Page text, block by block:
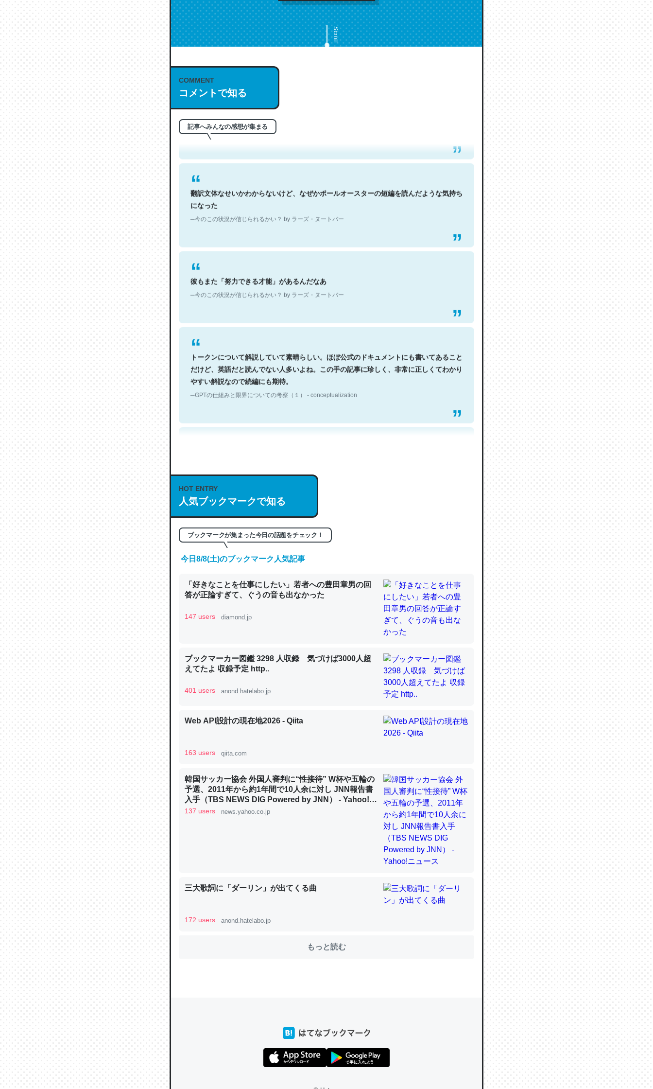
Scroll
COMMENT
コメントで知る
記事へみんなの感想が集まる
これは名文。彼はとてもクレバーなんだろうなと凄く思う。英語少しでも読める人は原文
もお勧め。自分はこの流れ好き。Let’s Fucking Go. Then Covid hit. Shit.
─今のこの状況が信じられるかい？ by ラーズ・ヌートバー
翻訳文体なせいかわからないけど、なぜかポールオースターの短編を読んだような気持ち
になった
─今のこの状況が信じられるかい？ by ラーズ・ヌートバー
彼もまた「努力できる才能」があるんだなあ
─今のこの状況が信じられるかい？ by ラーズ・ヌートバー
トークンについて解説していて素晴らしい。ほぼ公式のドキュメントにも書いてあること
だけど、英語だと読んでない人多いよね。この手の記事に珍しく、非常に正しくてわかり
やすい解説なので続編にも期待。
─GPTの仕組みと限界についての考察（１） - conceptualization
─GPTの仕組みと限界についての考察（１） - conceptualization
これは良記事。32768トークンだと英語小説100ページ分くらい。小説でいう「ずっと前
の伏線」は回収されないけど、短期記憶というには多い分量。進化すればするほど分かり
やすく強くなりそう
昆虫ってカルシウム少ないのか。知らんかった。調べたらコオロギのカルシウム分はエビ
─ニュース :: 【研究発表】昆虫学の大問題＝「昆虫はなぜ海にいないのか」に関する新仮説
論文では「淡水はカルシウムも酸素も不足してて両方に不利だから両方が拮抗してるので
は」とあって面白い。海にいる鋏角類（カブトガニ・ウミグモ）はカルシウムを使わずキ
これを元に考えるとカルシウムを大量に使う脊椎動物と貝類は苦労してるんだな…。腹足
─ニュース :: 【研究発表】昆虫学の大問題＝「昆虫はなぜ海にいないのか」に関する新仮説
中。あと、Googleマップで位置情報を共有してる。電池残量や充電中かが分かるのでこ
─たまにLINEするくらいだった遠方の父67歳と僕。ITツール導入でコミュニケーションが劇的に変化し
きる。一生で親と会える残り時間を日数にすると1週間とかの人が多いそうだけど、それ
─たまにLINEするくらいだった遠方の父67歳と僕。ITツール導入でコミュニケーションが劇的に変化し
HOT ENTRY
人気ブックマークで知る
ブックマークが集まった今日の話題をチェック！
今日8/8(土)のブックマーク人気記事
「好きなことを仕事にしたい」若者への豊田章男の回
答が正論すぎて、ぐうの音も出なかった
147 users diamond.jp
ブックマーカー図鑑 3298 人収録 気づけば3000人超
えてたよ 収録予定 http..
401 users anond.hatelabo.jp
Web API設計の現在地2026 - Qiita
163 users qiita.com
韓国サッカー協会 外国人審判に“性接待” W杯や五輪の
予選、2011年から約1年間で10人余に対し JNN報告書
入手（TBS NEWS DIG Powered by JNN） - Yahoo!ニ
ュース
137 users news.yahoo.co.jp
三大歌詞に「ダーリン」が出てくる曲
172 users anond.hatelabo.jp
もっと読む